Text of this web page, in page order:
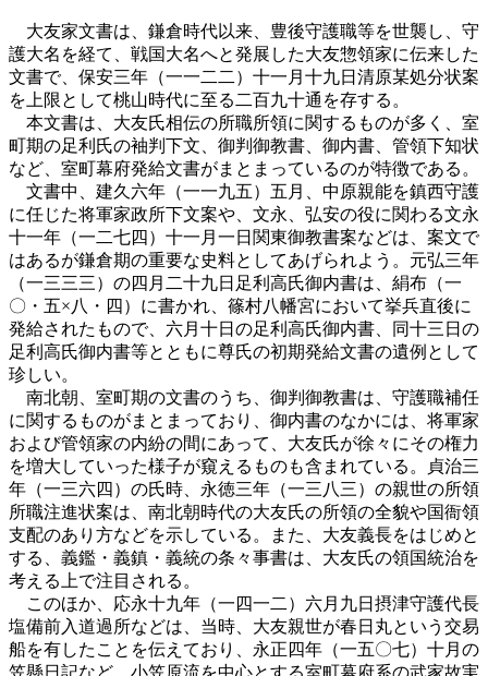
大友家文書は、鎌倉時代以来、豊後守護職等を世襲し、守
護大名を経て、戦国大名へと発展した大友惣領家に伝来した
文書で、保安三年（一一二二）十一月十九日清原某処分状案
を上限として桃山時代に至る二百九十通を存する。
本文書は、大友氏相伝の所職所領に関するものが多く、室
町期の足利氏の袖判下文、御判御教書、御内書、管領下知状
など、室町幕府発給文書がまとまっているのが特徴である。
文書中、建久六年（一一九五）五月、中原親能を鎮西守護
に任じた将軍家政所下文案や、文永、弘安の役に関わる文永
十一年（一二七四）十一月一日関東御教書案などは、案文で
はあるが鎌倉期の重要な史料としてあげられよう。元弘三年
（一三三三）の四月二十九日足利高氏御内書は、絹布（一
〇・五×八・四）に書かれ、篠村八幡宮において挙兵直後に
発給されたもので、六月十日の足利高氏御内書、同十三日の
足利高氏御内書等とともに尊氏の初期発給文書の遺例として
珍しい。
南北朝、室町期の文書のうち、御判御教書は、守護職補任
に関するものがまとまっており、御内書のなかには、将軍家
および管領家の内紛の間にあって、大友氏が徐々にその権力
を増大していった様子が窺えるものも含まれている。貞治三
年（一三六四）の氏時、永徳三年（一三八三）の親世の所領
所職注進状案は、南北朝時代の大友氏の所領の全貌や国衙領
支配のあり方などを示している。また、大友義長をはじめと
する、義鑑・義鎮・義統の条々事書は、大友氏の領国統治を
考える上で注目される。
このほか、応永十九年（一四一二）六月九日摂津守護代長
塩備前入道過所などは、当時、大友親世が春日丸という交易
船を有したことを伝えており、永正四年（一五〇七）十月の